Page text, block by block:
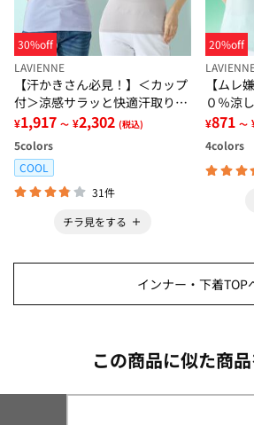
30%off
LAVIENNE
【汗かきさん必見！】＜カップ
付＞涼感サラッと快適汗取りタ
ンクトップインナー＜さらりラ
ボ＞
¥1,917 ～ ¥2,302 (税込)
5colors
COOL
31件
チラ見をする
20%off
【ムレ
０％涼
ー＜さ
¥871 ～
4colors
インナー・下着TOP
この商品に似た商